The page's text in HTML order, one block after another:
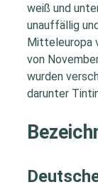
weiß und
unauffällig
Mitteleuropa
von
wurden
darunter